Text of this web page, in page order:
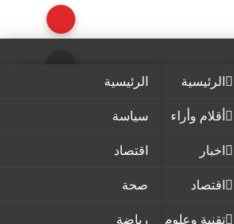
الرئيسية
أقلام وأراء
اخبار
اقتصاد
تقنية وعلوم
الرئيسية
سياسة
اقتصاد
صحة
رياضة